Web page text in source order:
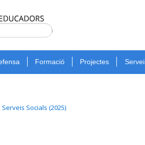
Type 2 or
for
results.
Cerca
Formació Projectes
Socials (2025)